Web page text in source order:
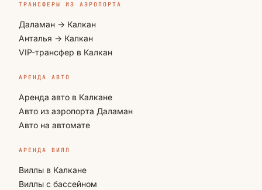
ТРАНСФЕРЫ ИЗ АЭРОПОРТА
Даламан → Калкан
Анталья → Калкан
VIP-трансфер в Калкан
АРЕНДА АВТО
Аренда авто в Калкане
Авто из аэропорта Даламан
Авто на автомате
АРЕНДА ВИЛЛ
Виллы в Калкане
Виллы с бассейном